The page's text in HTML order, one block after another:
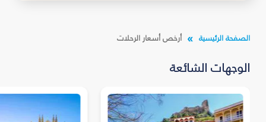
الصفحة الرئيسية أرخص أسعار الرحلات
الوجهات الشائعة